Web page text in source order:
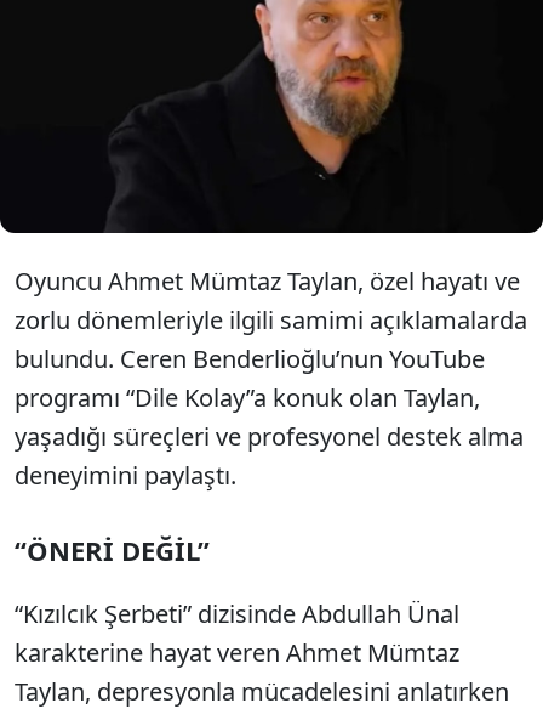
“Kızılcık Şerbeti” dizisinde Abdullah Ünal
karakteriyle izleyici karşısına çıkan Ahmet
Mümtaz Taylan, depresyonla mücadelesini
anlattı. Ünlü oyuncu, yaklaşık 20 yıldır düzenli
olarak psikiyatri desteği aldığını açıkladı.
Oyuncu Ahmet Mümtaz Taylan, özel hayatı ve
zorlu dönemleriyle ilgili samimi açıklamalarda
bulundu. Ceren Benderlioğlu’nun YouTube
programı “Dile Kolay”a konuk olan Taylan,
yaşadığı süreçleri ve profesyonel destek alma
deneyimini paylaştı.
“ÖNERİ DEĞİL”
“Kızılcık Şerbeti” dizisinde Abdullah Ünal
karakterine hayat veren Ahmet Mümtaz
Taylan, depresyonla mücadelesini anlatırken